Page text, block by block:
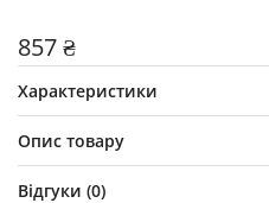
857 ₴
Характеристики
Опис товару
Відгуки (0)